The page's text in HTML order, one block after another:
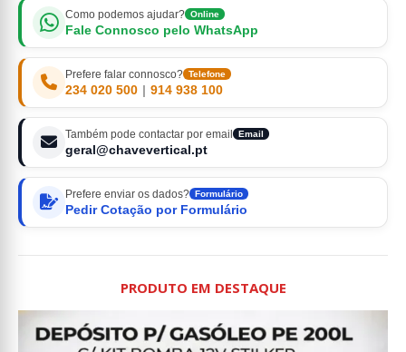
Como podemos ajudar? Online
Fale Connosco pelo WhatsApp
Prefere falar connosco? Telefone
234 020 500 | 914 938 100
Também pode contactar por email Email
geral@chavevertical.pt
Prefere enviar os dados? Formulário
Pedir Cotação por Formulário
PRODUTO EM DESTAQUE